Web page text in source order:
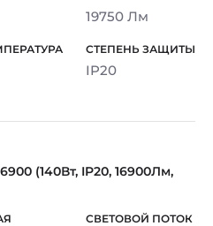
19750 Лм
IP20
(140Вт, IP20, 16900Лм,